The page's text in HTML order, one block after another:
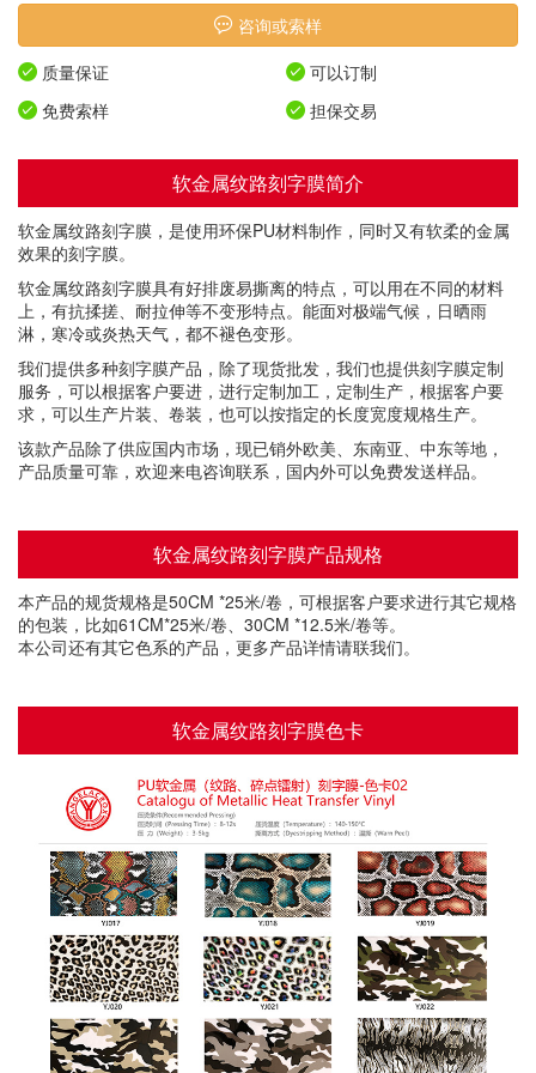
咨询或索样
质量保证
可以订制
免费索样
担保交易
软金属纹路刻字膜简介
软金属纹路刻字膜，是使用环保PU材料制作，同时又有软柔的金属
效果的刻字膜。
软金属纹路刻字膜具有好排废易撕离的特点，可以用在不同的材料
上，有抗揉搓、耐拉伸等不变形特点。能面对极端气候，日晒雨
淋，寒冷或炎热天气，都不褪色变形。
我们提供多种刻字膜产品，除了现货批发，我们也提供刻字膜定制
服务，可以根据客户要进，进行定制加工，定制生产，根据客户要
求，可以生产片装、卷装，也可以按指定的长度宽度规格生产。
该款产品除了供应国内市场，现已销外欧美、东南亚、中东等地，
产品质量可靠，欢迎来电咨询联系，国内外可以免费发送样品。
软金属纹路刻字膜产品规格
本产品的规货规格是50CM *25米/卷，可根据客户要求进行其它规格
的包装，比如61CM*25米/卷、30CM *12.5米/卷等。
本公司还有其它色系的产品，更多产品详情请联我们。
软金属纹路刻字膜色卡